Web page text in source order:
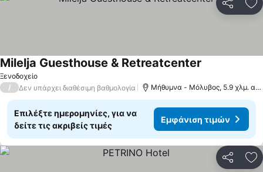
Ξενοδοχείο
Milelja Guesthouse & Retreatcenter
/ Δεν υπάρχει διαθέσιμη βαθμολογία Μήθυμνα - Μόλυβος, 5.9 χλμ.
Επιλέξτε ημερομηνίες, για να
δείτε τις ακριβείς τιμές
Εμφάνιση τιμών